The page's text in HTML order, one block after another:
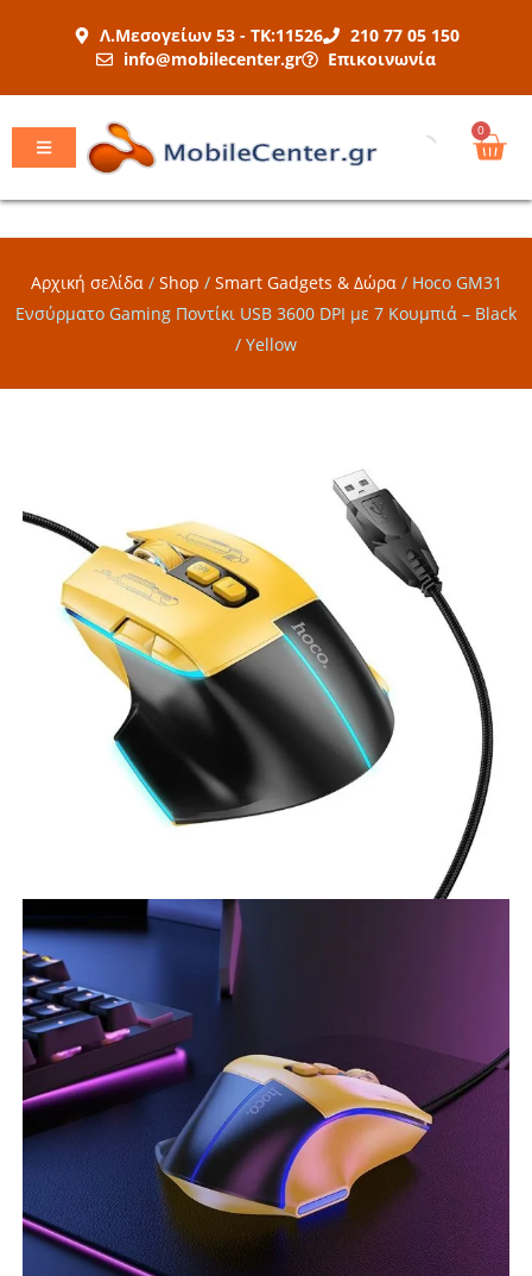
Λ.Μεσογείων 53 - ΤΚ:11526
210 77 05 150
info@mobilecenter.gr
Επικοινωνία
0
Αρχική σελίδα / Shop / Smart Gadgets & Δώρα / Hoco GM31
Ενσύρματο Gaming Ποντίκι USB 3600 DPI με 7 Κουμπιά – Black
/ Yellow